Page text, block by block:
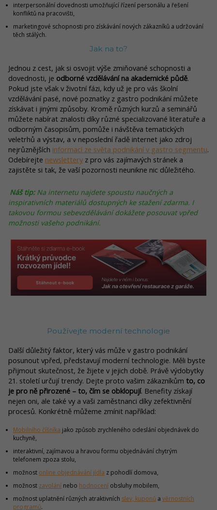
interpersonální dovednosti umožňující řízení personálu a řešení
konfliktů na pracovišti,
marketingové schopnosti pro získávání nových zákazníků a udržování
těch stálých.
Jak na to?
Jednou z cest, jak si osvojit výše zmiňované schopnosti a
dovednosti, je odborné vzdělávání na akademické půdě.
Pokud jste však v životní fázi, kdy už je pro vás školní
vzdělávání pasé, nové poznatky z gastro podnikání můžete
získávat i jinými způsoby. Kromě různých kurzů a seminářů
můžete nabírat znalosti díky různé specializované literatuře a
odborným časopisům, pomůže i návštěva tematických
veletrhů a výstav, a v neposlední řadě internet jako zdroj
nejrůznějších informací ze světa podnikání v gastro segmentu.
Odebírejte newslettery z pro vás zajímavých stránek a
zajistěte si tak, že vaší pozornosti neunikne nic důležitého.
Náš tip:Na internetu najdete spoustu naučných a
inspirativních materiálů dostupných ke stažení zdarma. I
takovou formou sebevzdělávání dokážete posouvat vpřed
možnosti vašeho podnikání.
Používejte moderní technologie
Další důležitý faktor, který vás může v gastro podnikání
posunout vpřed, představují moderní technologie. Měli byste
přijmout skutečnost, že žijete v jejich době. Právě výdobytky
21. století určují trendy. Dejte proto vašim zákazníkům to, co
je pro ně přirozené – to, čím se obklopují. Benefity získají
nejen oni, ale také vy a vaši zaměstnanci díky zefektivnění
procesů. Konkrétně můžeme zmínit například:
Mobilního číšníka jako způsob zrychleného odeslání objednávek do
kuchyně,
interaktivní, zajímavou a hravou formu objednávání chytrým
telefonem zpoza stolu,
možnost online objednávání jídla z pohodlí domova,
možnost zavolání nebo hodnocení obsluhy mobilem,
možnost uplatnění různých atraktivních slev, kuponů a věrnostních
programů.